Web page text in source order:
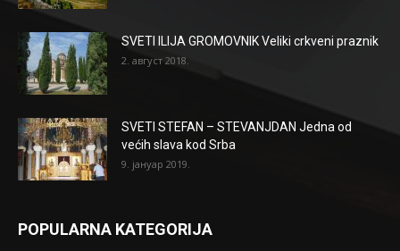
SVETI ILIJA GROMOVNIK Veliki crkveni praznik
2. август 2018.
SVETI STEFAN – STEVANJDAN Jedna od
većih slava kod Srba
9. јануар 2019.
POPULARNA KATEGORIJA